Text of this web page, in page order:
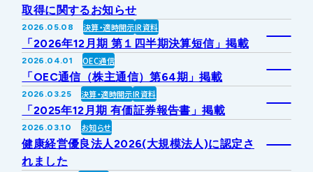
グループ会社について
協業・パートナー募集
採用情報
ソフトウェア開発
その他事業
新しい取り組み
IRニュース
IRライブラリー
IRカレンダー
個人投資家の皆様へ
協業・パートナー募集
公式 広報
取得に関するお知らせ
2026.05.08 決算・適時開示IR資料
「2026年12月期 第１四半期決算短信」掲載
2026.04.01 OEC通信
「OEC通信（株主通信）第64期」掲載
2026.03.25 決算・適時開示IR資料
「2025年12月期 有価証券報告書」掲載
2026.03.10 お知らせ
健康経営優良法人2026(大規模法人)に認定さ
れました